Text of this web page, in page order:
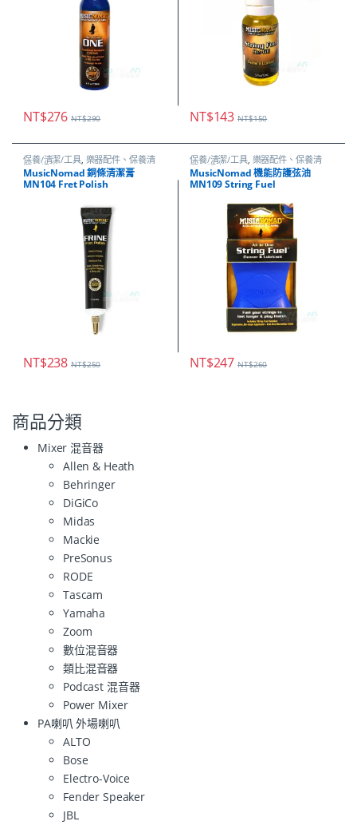
NT$276 NT$290 NT$143 NT$150
保養/清潔/工具, 樂器配件、保養清
潔、調音
MusicNomad 銅條清潔膏
MN104 Fret Polish
NT$238 NT$250
保養/清潔/工具, 樂器配件、保養清
潔、調音
MusicNomad 機能防護弦油
MN109 String Fuel
NT$247 NT$260
商品分類
Mixer 混音器
Allen & Heath
Behringer
DiGiCo
Midas
Mackie
PreSonus
RODE
Tascam
Yamaha
Zoom
數位混音器
類比混音器
Podcast 混音器
Power Mixer
PA喇叭 外場喇叭
ALTO
Bose
Electro-Voice
Fender Speaker
JBL